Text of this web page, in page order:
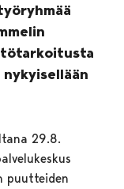
29.8.
puutteiden